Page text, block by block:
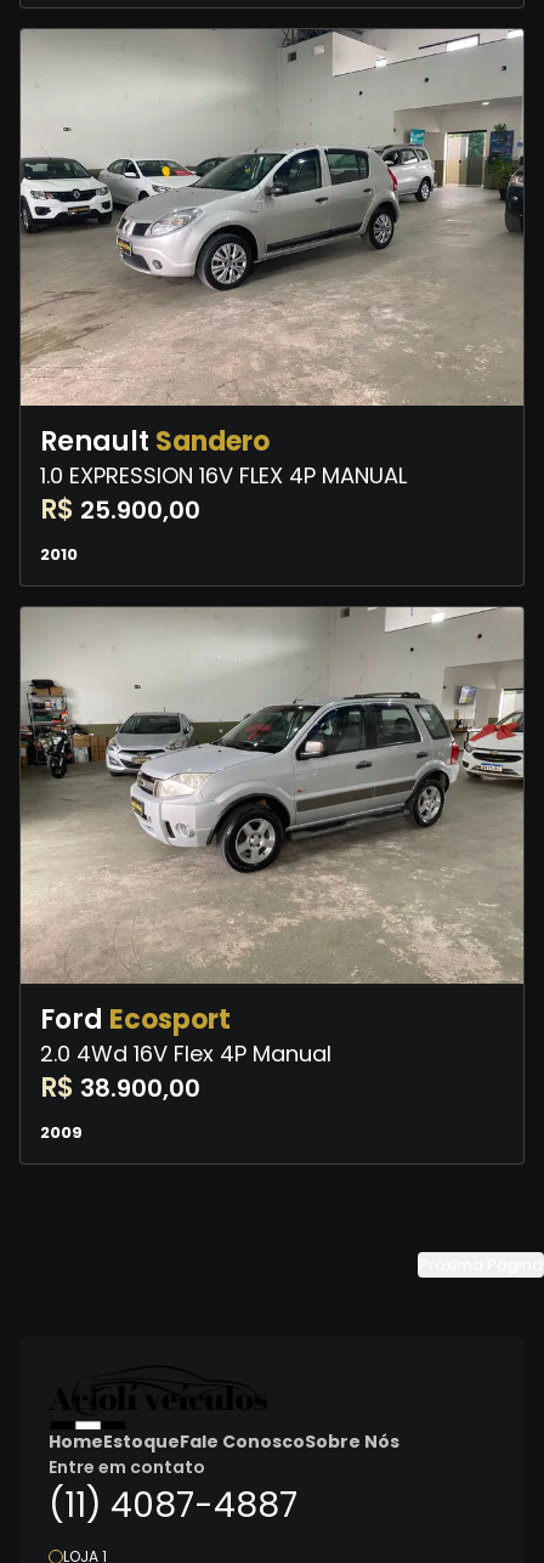
Renault Sandero
1.0 EXPRESSION 16V FLEX 4P MANUAL
R$ 25.900,00
2010
Ford Ecosport
2.0 4Wd 16V Flex 4P Manual
R$ 38.900,00
2009
HomeEstoqueFale ConoscoSobre Nós
Entre em contato
(11) 4087-4887
LOJA 1